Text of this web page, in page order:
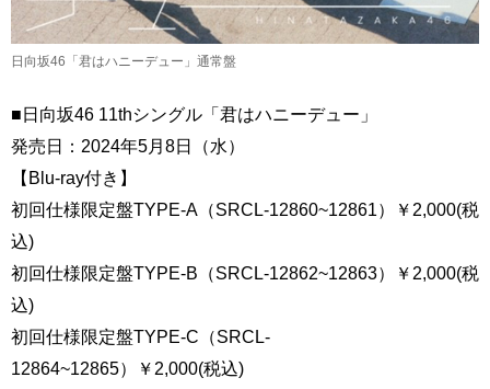
日向坂46「君はハニーデュー」通常盤
■日向坂46 11thシングル「君はハニーデュー」
発売日：2024年5月8日（水）
【Blu-ray付き】
初回仕様限定盤TYPE-A（SRCL-12860~12861）￥2,000(税
込)
初回仕様限定盤TYPE-B（SRCL-12862~12863）￥2,000(税
込)
初回仕様限定盤TYPE-C（SRCL-
12864~12865）￥2,000(税込)